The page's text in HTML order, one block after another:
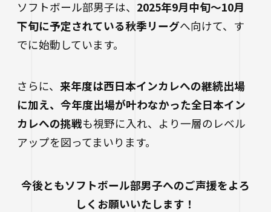
ソフトボール部男子は、 2025年9月中旬～10月
下旬に予定されている秋季リーグへ向けて、す
でに始動しています。
さらに、 来年度は西日本インカレへの継続出場
に加え、今年度出場が叶わなかった全日本イン
カレへの挑戦も視野に入れ、より一層のレベル
アップを図ってまいります。
今後ともソフトボール部男子へのご声援をよろ
しくお願いいたします！